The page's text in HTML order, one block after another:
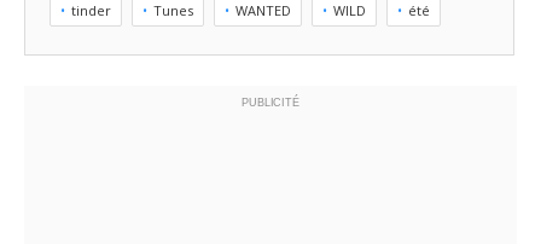
tinder Tunes WANTED WILD été
PUBLICITÉ